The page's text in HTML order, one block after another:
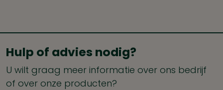
Hulp of advies nodig?
U wilt graag meer informatie over ons bedrijf
of over onze producten?